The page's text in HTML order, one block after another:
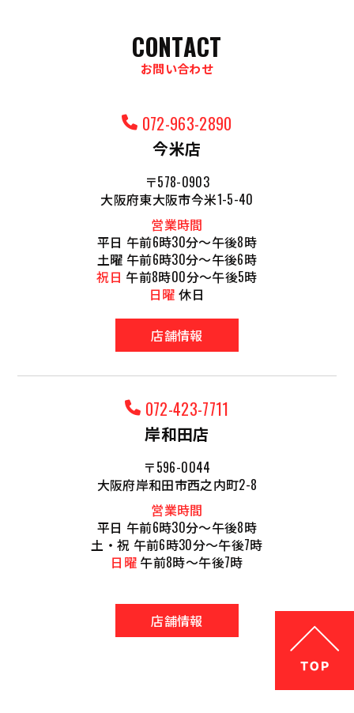
CONTACT
お問い合わせ
072-963-2890
今米店
〒578-0903
大阪府東大阪市今米1-5-40
営業時間
平日 午前6時30分～午後8時
土曜 午前6時30分～午後6時
祝日 午前8時00分～午後5時
日曜 休日
店舗情報
072-423-7711
岸和田店
〒596-0044
大阪府岸和田市西之内町2-8
営業時間
平日 午前6時30分～午後8時
土・祝 午前6時30分～午後7時
日曜 午前8時～午後7時
店舗情報